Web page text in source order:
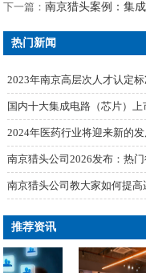
下一篇：南京猎头案例：集
热门新闻
2023年南京高层次人才认定标
国内十大集成电路（芯片）上
2024年医药行业将迎来新的
南京猎头公司2026发布：热
南京猎头公司教大家如何提高
推荐资讯